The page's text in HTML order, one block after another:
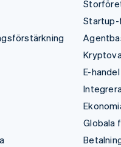
E-handel
Globala